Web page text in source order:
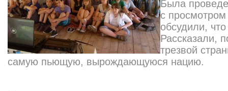
Была
с
обсудили,
Рассказали,
трезвой
самую пьющую, вырождающуюся нацию.